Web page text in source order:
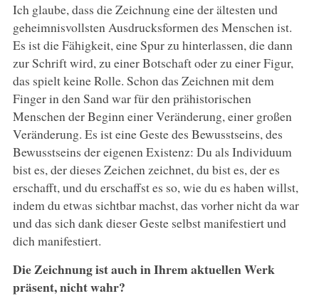
Ich glaube, dass die Zeichnung eine der ältesten und
geheimnisvollsten Ausdrucksformen des Menschen ist.
Es ist die Fähigkeit, eine Spur zu hinterlassen, die dann
zur Schrift wird, zu einer Botschaft oder zu einer Figur,
das spielt keine Rolle. Schon das Zeichnen mit dem
Finger in den Sand war für den prähistorischen
Menschen der Beginn einer Veränderung, einer großen
Veränderung. Es ist eine Geste des Bewusstseins, des
Bewusstseins der eigenen Existenz: Du als Individuum
bist es, der dieses Zeichen zeichnet, du bist es, der es
erschafft, und du erschaffst es so, wie du es haben willst,
indem du etwas sichtbar machst, das vorher nicht da war
und das sich dank dieser Geste selbst manifestiert und
dich manifestiert.
Die Zeichnung ist auch in Ihrem aktuellen Werk
präsent, nicht wahr?